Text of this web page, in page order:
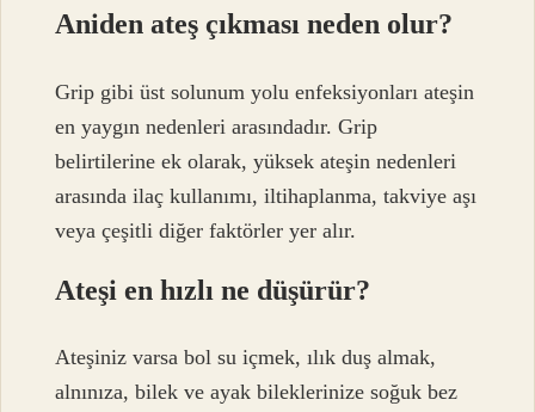
Aniden ateş çıkması neden olur?
Grip gibi üst solunum yolu enfeksiyonları ateşin
en yaygın nedenleri arasındadır. Grip
belirtilerine ek olarak, yüksek ateşin nedenleri
arasında ilaç kullanımı, iltihaplanma, takviye aşı
veya çeşitli diğer faktörler yer alır.
Ateşi en hızlı ne düşürür?
Ateşiniz varsa bol su içmek, ılık duş almak,
alnınıza, bilek ve ayak bileklerinize soğuk bez